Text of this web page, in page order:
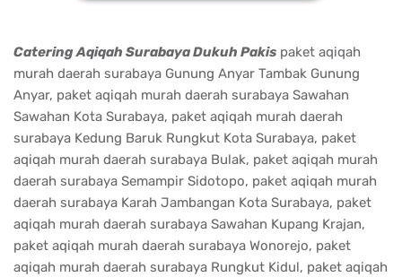
Catering Aqiqah Surabaya Dukuh Pakis paket aqiqah
murah daerah surabaya Gunung Anyar Tambak Gunung
Anyar, paket aqiqah murah daerah surabaya Sawahan
Sawahan Kota Surabaya, paket aqiqah murah daerah
surabaya Kedung Baruk Rungkut Kota Surabaya, paket
aqiqah murah daerah surabaya Bulak, paket aqiqah murah
daerah surabaya Semampir Sidotopo, paket aqiqah murah
daerah surabaya Karah Jambangan Kota Surabaya, paket
aqiqah murah daerah surabaya Sawahan Kupang Krajan,
paket aqiqah murah daerah surabaya Wonorejo, paket
aqiqah murah daerah surabaya Rungkut Kidul, paket aqiqah